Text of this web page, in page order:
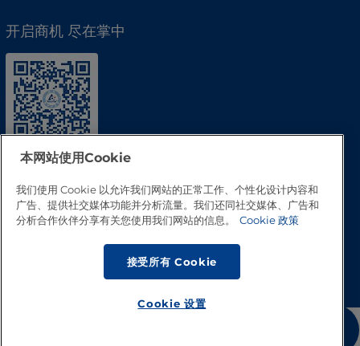
开启商机 尽在掌中
本网站使用Cookie
我们使用 Cookie 以允许我们网站的正常工作、个性化设计内容和
广告、提供社交媒体功能并分析流量。我们还同社交媒体、广告和
分析合作伙伴分享有关您使用我们网站的信息。
Cookie 政策
接受所有 Cookie
Cookie 设置